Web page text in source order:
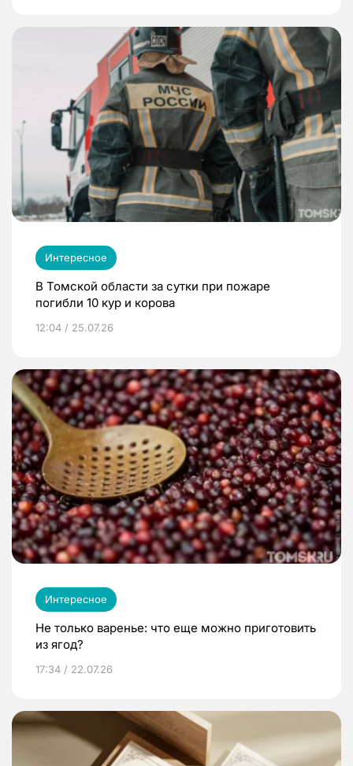
Интересное
В Томской области за сутки при пожаре
погибли 10 кур и корова
12:04 / 25.07.26
Интересное
Не только варенье: что еще можно приготовить
из ягод?
17:34 / 22.07.26